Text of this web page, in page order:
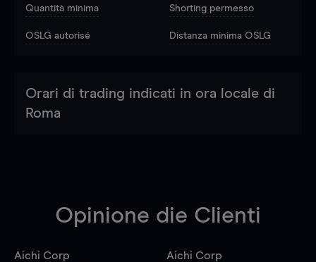
Quantità minima Shorting permesso
OSLG autorisé Distanza minima OSLG
Orari di trading indicati in ora locale di
Roma
Opinione die Clienti
Aichi Corp
Aichi Corp